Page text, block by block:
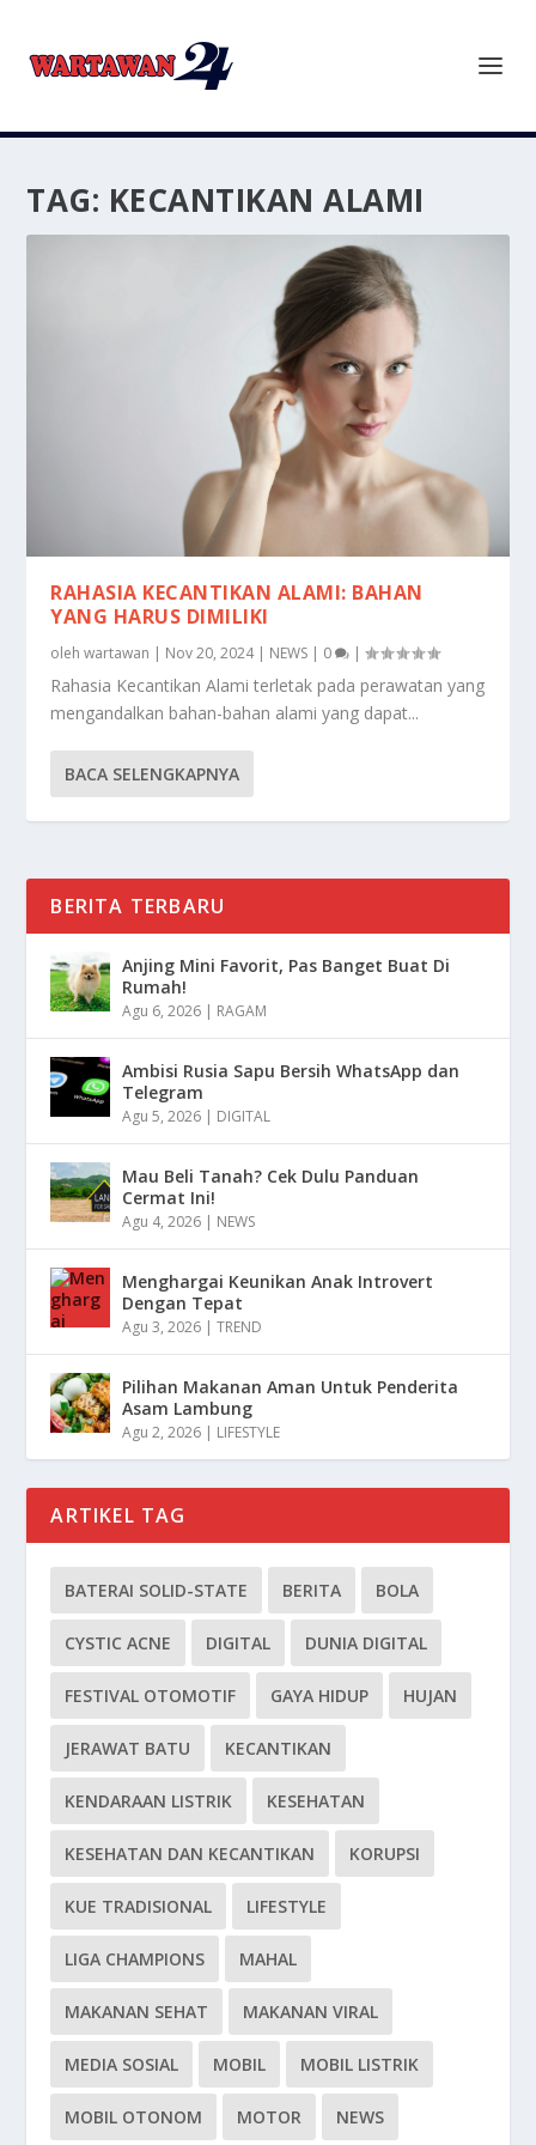
TAG: KECANTIKAN ALAMI
RAHASIA KECANTIKAN ALAMI: BAHAN
YANG HARUS DIMILIKI
olehwartawan | Nov 20, 2024| NEWS | 0 |
Rahasia Kecantikan Alami terletak pada perawatan yang
mengandalkan bahan-bahan alami yang dapat...
BACA SELENGKAPNYA
BERITA TERBARU
Anjing Mini Favorit, Pas Banget Buat Di
Rumah!
Agu 6, 2026 | RAGAM
Ambisi Rusia Sapu Bersih WhatsApp dan
Telegram
Agu 5, 2026 | DIGITAL
Mau Beli Tanah? Cek Dulu Panduan
Cermat Ini!
Agu 4, 2026 | NEWS
Menghargai Keunikan Anak Introvert
Dengan Tepat
Agu 3, 2026 |TREND
Pilihan Makanan Aman Untuk Penderita
Asam Lambung
Agu 2, 2026 | LIFESTYLE
ARTIKEL TAG
BATERAI SOLID-STATE BERITA BOLA
CYSTIC ACNE DIGITAL DUNIA DIGITAL
FESTIVAL OTOMOTIF GAYA HIDUP HUJAN
JERAWAT BATU KECANTIKAN
KENDARAAN LISTRIK KESEHATAN
KESEHATAN DAN KECANTIKAN KORUPSI
KUE TRADISIONAL LIFESTYLE
LIGA CHAMPIONS MAHAL
MAKANAN SEHAT MAKANAN VIRAL
MEDIA SOSIAL MOBIL MOBIL LISTRIK
MOBIL OTONOM MOTOR NEWS